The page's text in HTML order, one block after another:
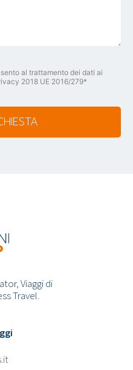
al trattamento dei dati ai
2018 UE 2016/279*
Viaggi di
Travel.